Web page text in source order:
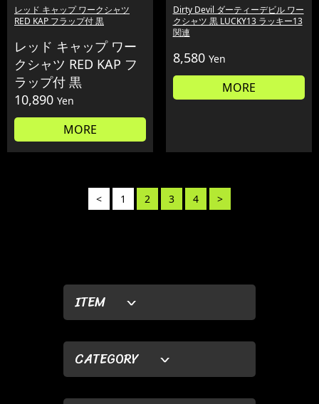
ITEM
CATEGORY
レッド キャップ ワークシャツ
RED KAP フラップ付 黒
レッド キャップ ワー
クシャツ RED KAP フ
ラップ付 黒
10,890 Yen
MORE
Dirty Devil ダーティーデビル ワー
クシャツ 黒 LUCKY13 ラッキー13
関連
8,580 Yen
MORE
< 1 2 3 4 >